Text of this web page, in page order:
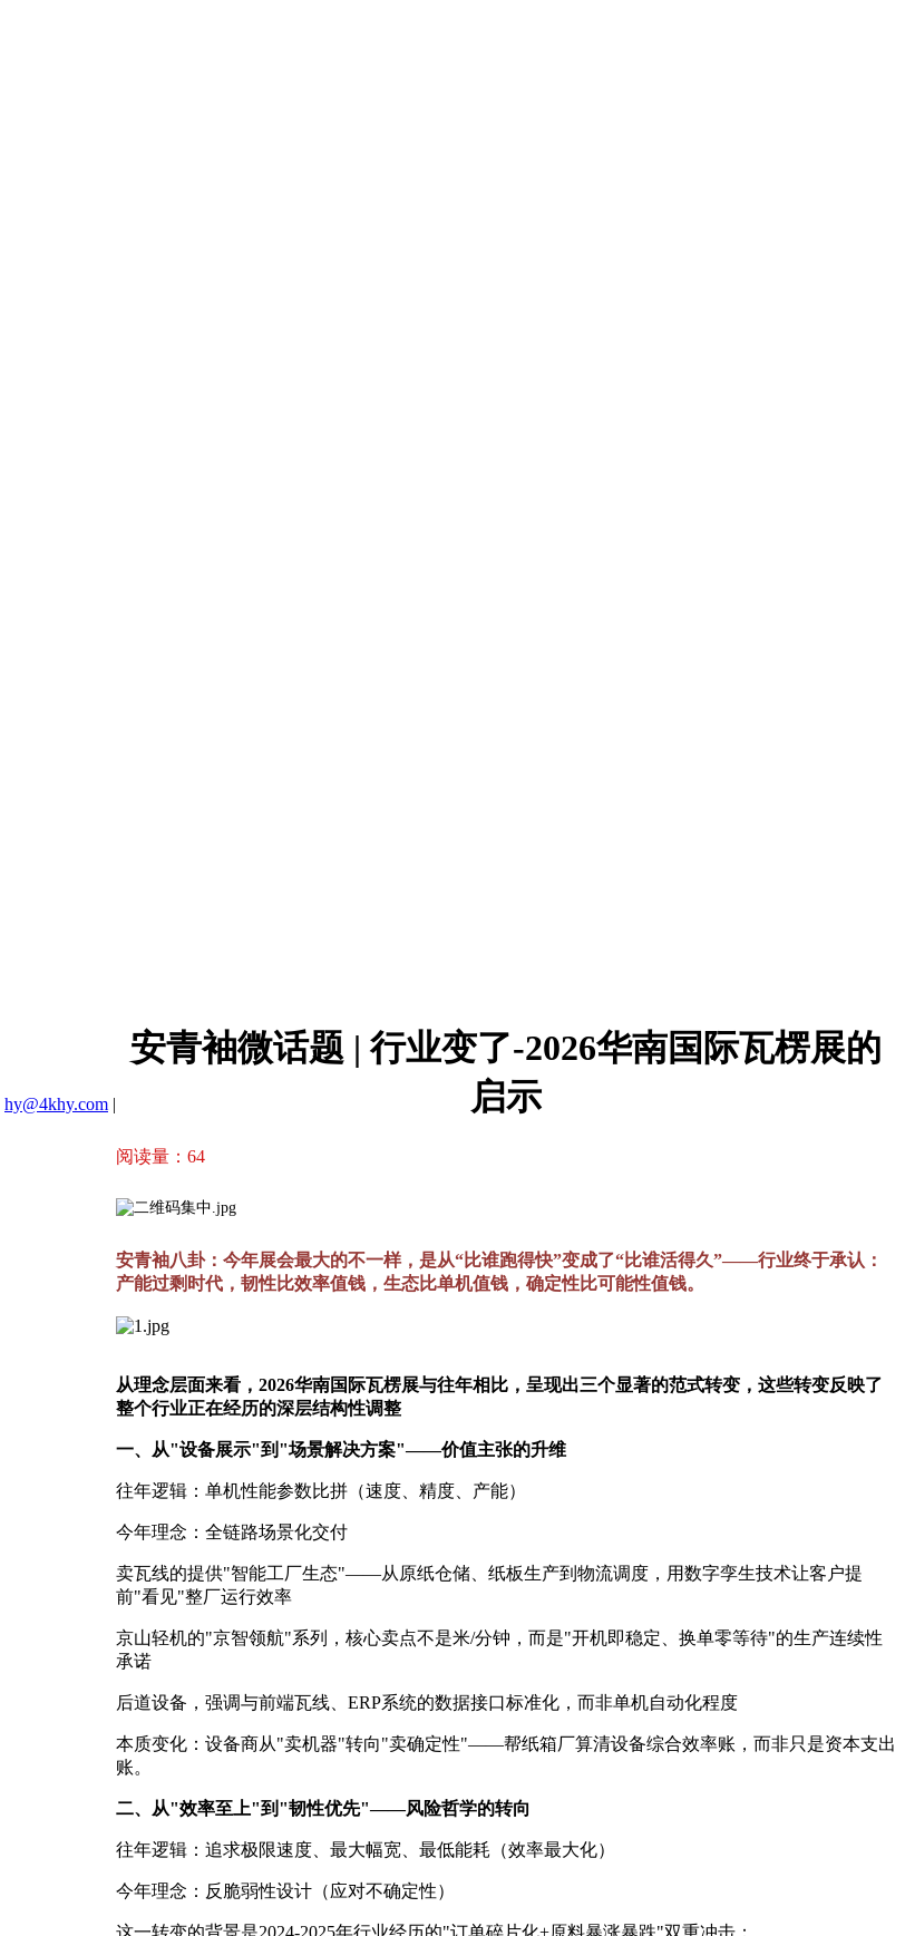
安青袖微话题 | 行业变了-2026华南国际瓦楞展的
启示
阅读量： 64
安青袖八卦：今年展会最大的不一样，是从“比谁跑得快”变成了“比谁活得久”——行业终于承认：
产能过剩时代，韧性比效率值钱，生态比单机值钱，确定性比可能性值钱。
从理念层面来看，2026华南国际瓦楞展与往年相比，呈现出三个显著的范式转变，这些转变反映了
整个行业正在经历的深层结构性调整
一、从"设备展示"到"场景解决方案"——价值主张的升维
往年逻辑：单机性能参数比拼（速度、精度、产能）
今年理念：全链路场景化交付
卖瓦线的提供"智能工厂生态"——从原纸仓储、纸板生产到物流调度，用数字孪生技术让客户提
前"看见"整厂运行效率
京山轻机的"京智领航"系列，核心卖点不是米/分钟，而是"开机即稳定、换单零等待"的生产连续性
承诺
后道设备，强调与前端瓦线、ERP系统的数据接口标准化，而非单机自动化程度
本质变化：设备商从"卖机器"转向"卖确定性"——帮纸箱厂算清设备综合效率账，而非只是资本支出
账。
二、从"效率至上"到"韧性优先"——风险哲学的转向
往年逻辑：追求极限速度、最大幅宽、最低能耗（效率最大化）
今年理念：反脆弱性设计（应对不确定性）
hy@4khy.com |